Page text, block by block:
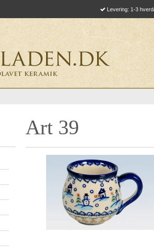
Levering: 1-3
Art 39